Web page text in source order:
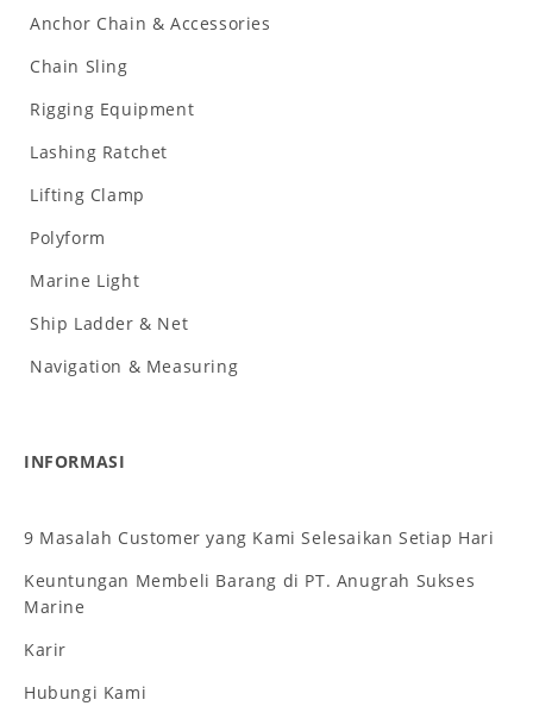
Anchor Chain & Accessories
Chain Sling
Rigging Equipment
Lashing Ratchet
Lifting Clamp
Polyform
Marine Light
Ship Ladder & Net
Navigation & Measuring
INFORMASI
9 Masalah Customer yang Kami Selesaikan Setiap Hari
Keuntungan Membeli Barang di PT. Anugrah Sukses
Marine
Karir
Hubungi Kami